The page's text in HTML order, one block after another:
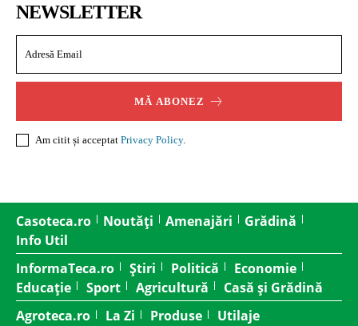
NEWSLETTER
MĂ ABONEZ
Am citit și acceptat Privacy Policy.
Casoteca.ro Noutăți Amenajări
Grădină
Info Util
InformaTeca.ro
Știri Politică
Economie
Educație
Sport Agricultură
Casă și Grădină
Agroteca.ro
La Zi Produse
Utilaje